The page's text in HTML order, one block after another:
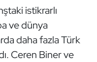
istikrarlı
ve dünya
daha fazla Türk
Ceren Biner ve